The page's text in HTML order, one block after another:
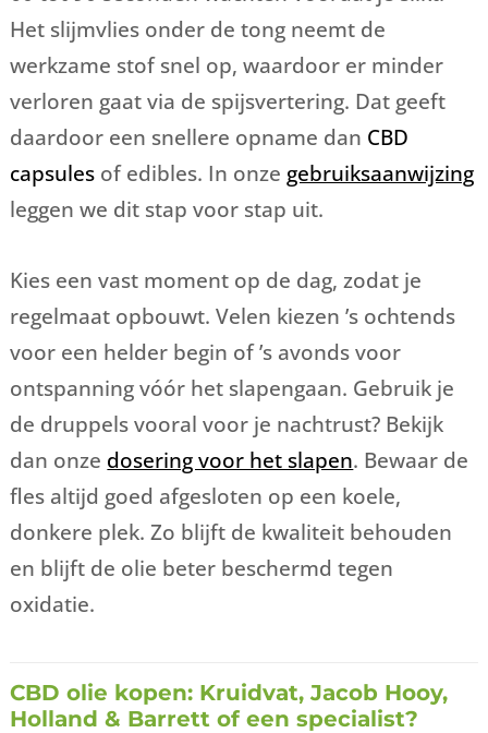
Het slijmvlies onder de tong neemt de
werkzame stof snel op, waardoor er minder
verloren gaat via de spijsvertering. Dat geeft
daardoor een snellere opname dan CBD
capsules of edibles. In onze gebruiksaanwijzing
leggen we dit stap voor stap uit.
Kies een vast moment op de dag, zodat je
regelmaat opbouwt. Velen kiezen ’s ochtends
voor een helder begin of ’s avonds voor
ontspanning vóór het slapengaan. Gebruik je
de druppels vooral voor je nachtrust? Bekijk
dan onze dosering voor het slapen. Bewaar de
fles altijd goed afgesloten op een koele,
donkere plek. Zo blijft de kwaliteit behouden
en blijft de olie beter beschermd tegen
oxidatie.
CBD olie kopen: Kruidvat, Jacob Hooy,
Holland & Barrett of een specialist?